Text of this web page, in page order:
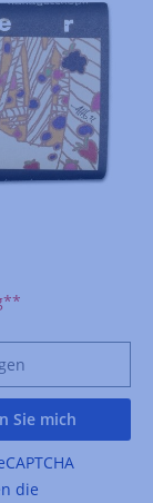
Sie mich
die